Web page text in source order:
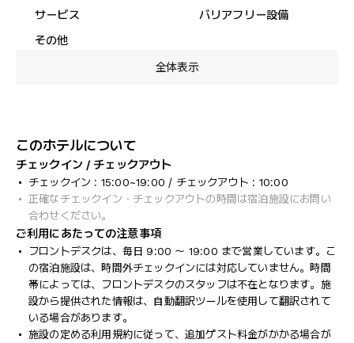
サービス
バリアフリー設備
その他
全体表示
このホテルについて
チェックイン / チェックアウト
チェックイン : 15:00~19:00 / チェックアウト : 10:00
正確なチェックイン・チェックアウトの時間は宿泊施設にお問い
合わせください。
ご利用にあたっての注意事項
フロントデスクは、毎日 9:00 ～ 19:00 まで営業しています。こ
の宿泊施設は、時間外チェックインには対応していません。時間
帯によっては、フロントデスクのスタッフは不在となります。施
設から提供された情報は、自動翻訳ツールを使用して翻訳されて
いる場合があります。
施設の定める利用規約に従って、追加ゲスト料金がかかる場合が